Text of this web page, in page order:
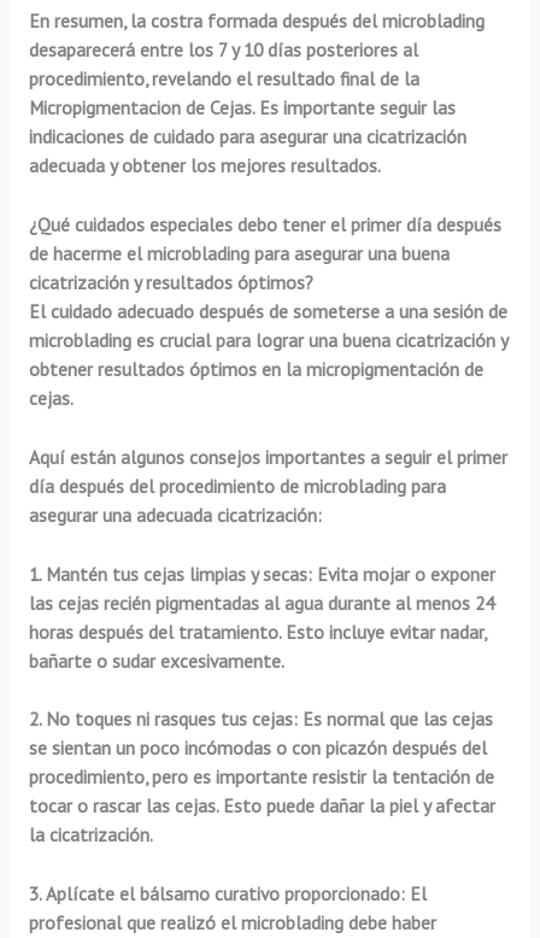
En resumen, la costra formada después del microblading
desaparecerá entre los 7 y 10 días posteriores al
procedimiento, revelando el resultado final de la
Micropigmentacion de Cejas. Es importante seguir las
indicaciones de cuidado para asegurar una cicatrización
adecuada y obtener los mejores resultados.
¿Qué cuidados especiales debo tener el primer día después
de hacerme el microblading para asegurar una buena
cicatrización y resultados óptimos?
El cuidado adecuado después de someterse a una sesión de
microblading es crucial para lograr una buena cicatrización y
obtener resultados óptimos en la micropigmentación de
cejas.
Aquí están algunos consejos importantes a seguir el primer
día después del procedimiento de microblading para
asegurar una adecuada cicatrización:
1. Mantén tus cejas limpias y secas:Evita mojar o exponer
las cejas recién pigmentadas al agua durante al menos 24
horas después del tratamiento. Esto incluye evitar nadar,
bañarte o sudar excesivamente.
2. No toques ni rasques tus cejas:Es normal que las cejas
se sientan un poco incómodas o con picazón después del
procedimiento, pero es importante resistir la tentación de
tocar o rascar las cejas. Esto puede dañar la piel y afectar
la cicatrización.
3.Aplícate el bálsamo curativo proporcionado:El
profesional que realizó el microblading debe haber